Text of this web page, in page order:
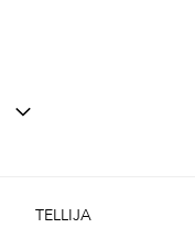
TELLIJA